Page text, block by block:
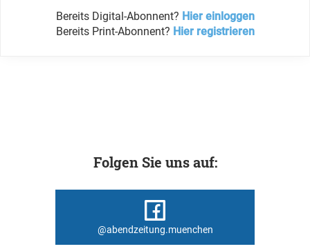
Bereits Digital-Abonnent? Hier einloggen
Bereits Print-Abonnent? Hier registrieren
Folgen Sie uns auf:
@abendzeitung.muenchen